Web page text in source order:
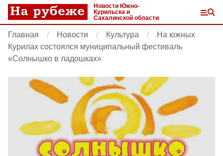
Новости Южно-
Курильска и
Сахалинской области
Главная Новости Культура
На южных
Курилах состоялся муниципальный фестиваль
«Солнышко в ладошках»